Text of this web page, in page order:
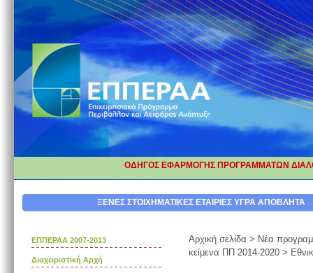
ΟΔΗΓΟΣ ΕΦΑΡΜΟΓΗΣ ΠΡΟΓΡΑΜΜΑΤΩΝ
ΔΙΟΡΘΩΣΗ ΕΠΕΞΗΓΗΜΑΤΙΚΩΝ
ΞΕΝΕΣ ΣΤΟΙΧΗΜΑΤΙΚΕΣ ΕΤΑΙΡΙΕΣ ΥΓΡΑ ΑΠΟΒΛΗΤΑ
ΕΠΠΕΡΑΑ 2007-2013
Διαχειριστική Αρχή
Αρχική σελίδα > Νέα
κείμενα ΠΠ 2014-2020 >